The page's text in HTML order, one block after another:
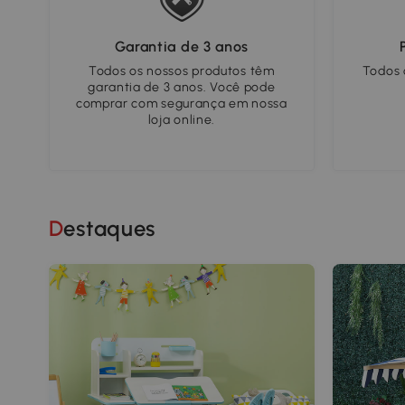
metros, para se
escolhido. Fornece
inclui tudo o que é
instalação
- PROJETO DE
montagem
Garantia de 3 anos
Todos os nossos produtos têm
garantia de 3 anos. Você pode
comprar com segurança em nossa
loja online.
Todos
Destaques